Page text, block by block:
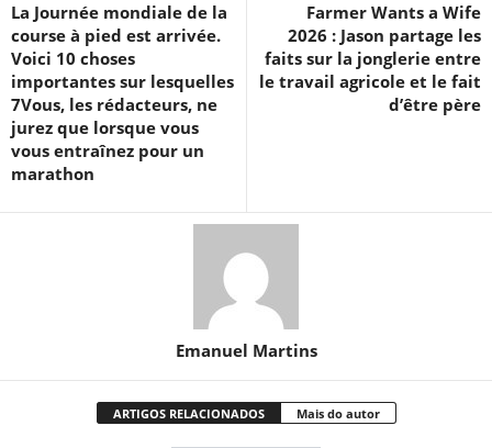
La Journée mondiale de la
course à pied est arrivée.
Voici 10 choses
importantes sur lesquelles
7Vous, les rédacteurs, ne
jurez que lorsque vous
vous entraînez pour un
marathon
Farmer Wants a Wife
2026 : Jason partage les
faits sur la jonglerie entre
le travail agricole et le fait
d’être père
Emanuel Martins
ARTIGOS RELACIONADOS Mais do autor